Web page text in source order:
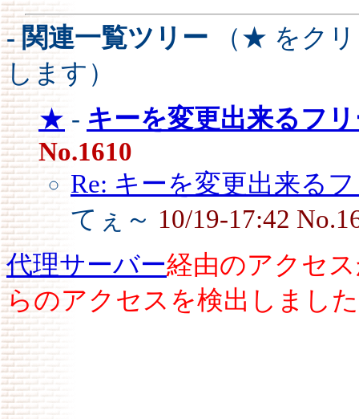
- 関連一覧ツリー （★ をク
します）
★ - キーを変更出来るフ
No.1610
Re: キーを変更出来る
てぇ～ 10/19-17:42
代理サーバー経由のアクセ
らのアクセスを検出しまし